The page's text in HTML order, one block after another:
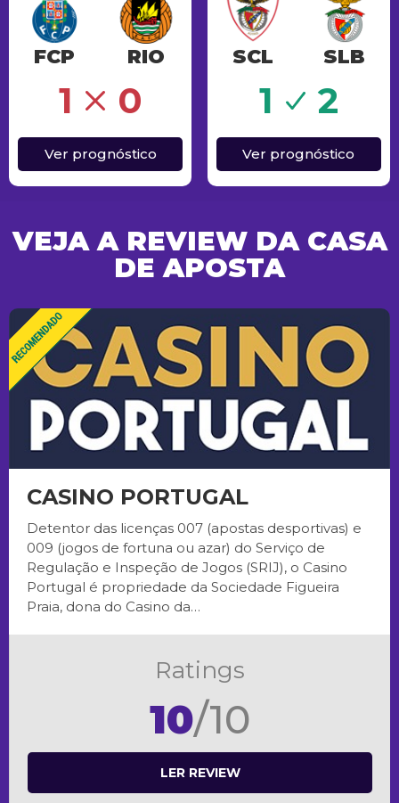
FCP RIO
1 0
Ver prognóstico
SCL SLB
1
Sucesso 2
Ver prognóstico
VEJA A REVIEW DA CASA
DE APOSTA
CASINO PORTUGAL
Detentor das licenças 007 (apostas desportivas) e
009 (jogos de fortuna ou azar) do Serviço de
Regulação e Inspeção de Jogos (SRIJ), o Casino
Portugal é propriedade da Sociedade Figueira
Praia, dona do Casino da…
Ratings
10/10
LER REVIEW